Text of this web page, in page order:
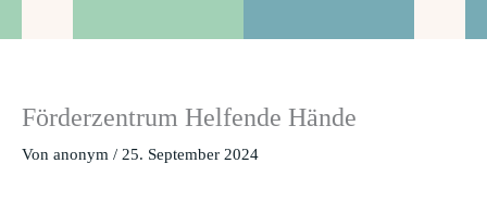
Förderzentrum Helfende Hände
Von anonym / 25. September 2024